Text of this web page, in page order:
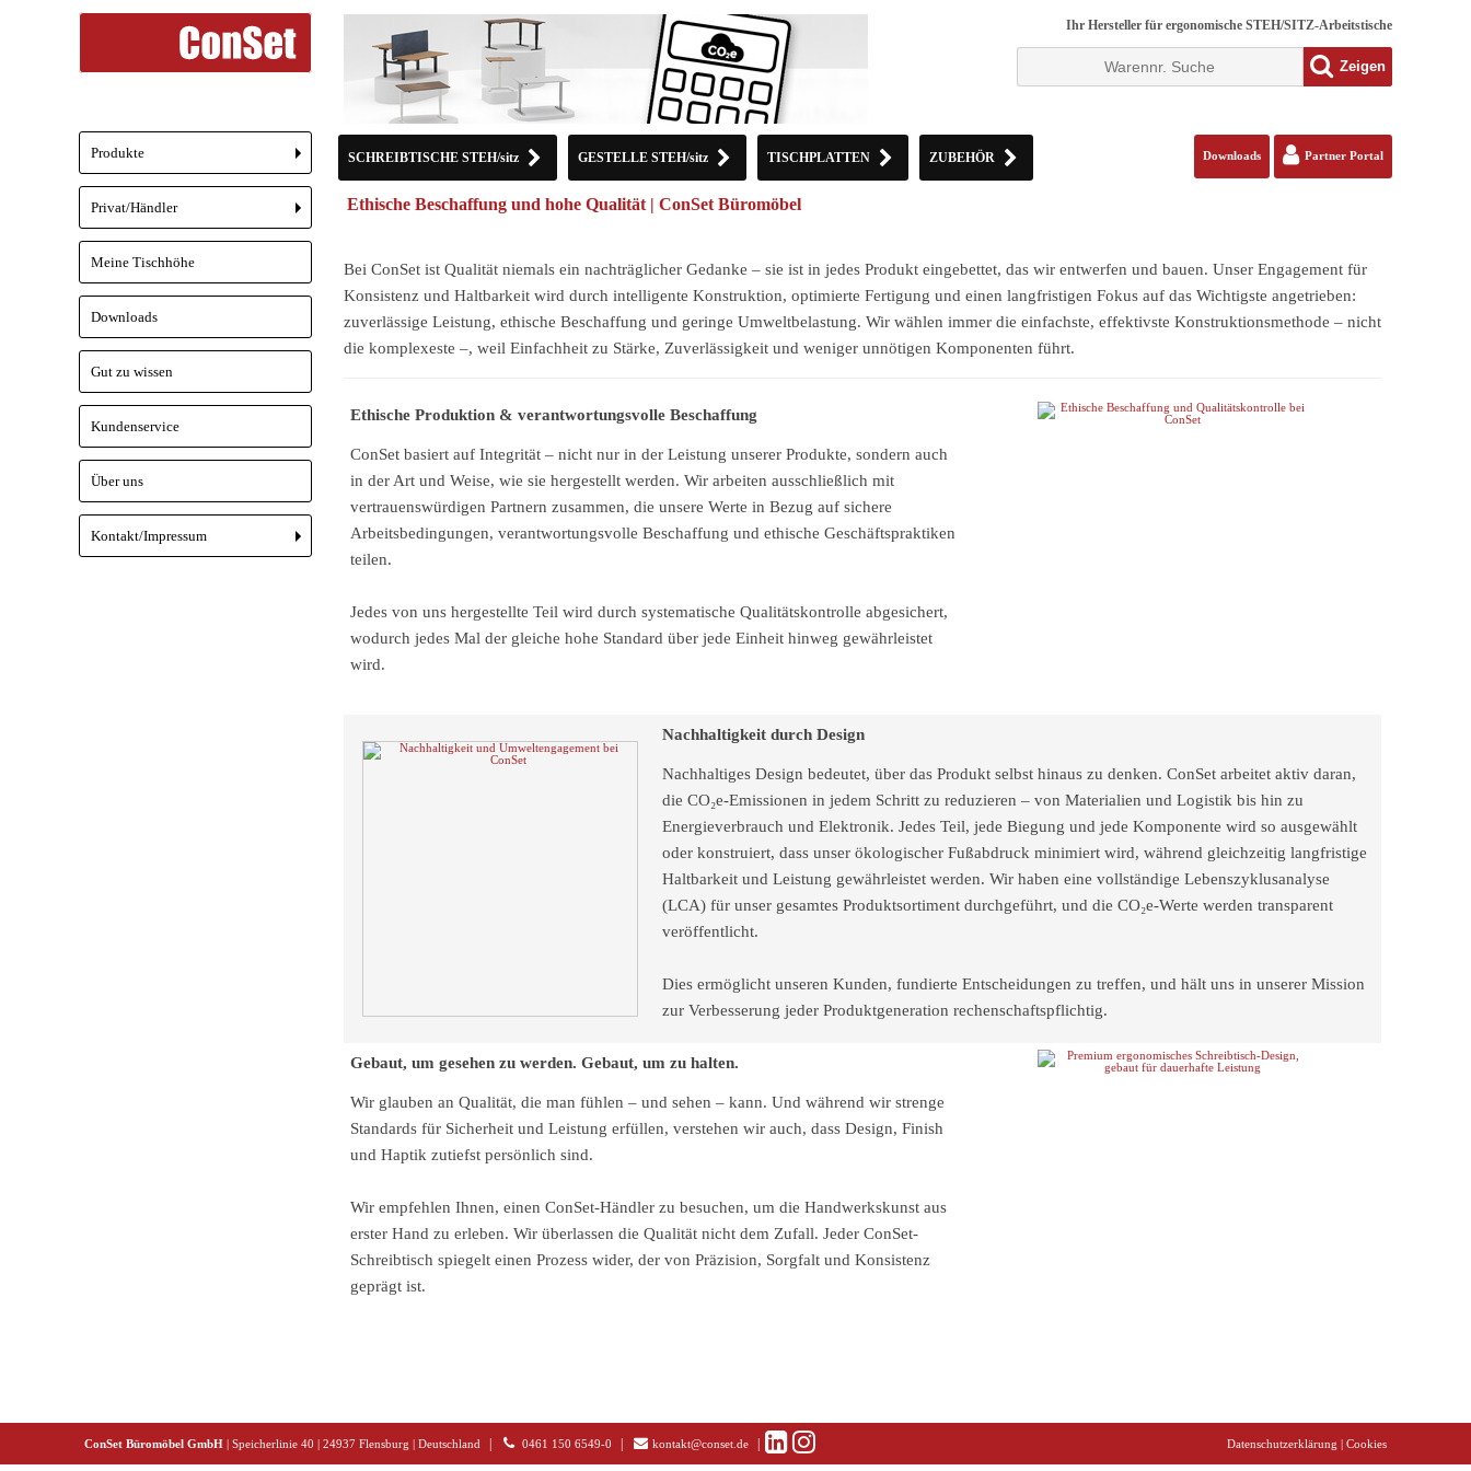
Ihr Hersteller für ergonomische STEH/SITZ-Arbeitstische
Zeigen
SCHREIBTISCHE STEH/sitz GESTELLE STEH/sitz TISCHPLATTEN ZUBEHÖR Downloads Partner Portal
Ethische Beschaffung und hohe Qualität | ConSet Büromöbel
Bei ConSet ist Qualität niemals ein nachträglicher Gedanke – sie ist in jedes Produkt eingebettet, das wir entwerfen und bauen. Unser Engagement für
Konsistenz und Haltbarkeit wird durch intelligente Konstruktion, optimierte Fertigung und einen langfristigen Fokus auf das Wichtigste angetrieben:
zuverlässige Leistung, ethische Beschaffung und geringe Umweltbelastung. Wir wählen immer die einfachste, effektivste Konstruktionsmethode – nicht
die komplexeste –, weil Einfachheit zu Stärke, Zuverlässigkeit und weniger unnötigen Komponenten führt.
Ethische Produktion & verantwortungsvolle Beschaffung
ConSet basiert auf Integrität – nicht nur in der Leistung unserer Produkte, sondern auch
in der Art und Weise, wie sie hergestellt werden. Wir arbeiten ausschließlich mit
vertrauenswürdigen Partnern zusammen, die unsere Werte in Bezug auf sichere
Arbeitsbedingungen, verantwortungsvolle Beschaffung und ethische Geschäftspraktiken
teilen.
Jedes von uns hergestellte Teil wird durch systematische Qualitätskontrolle abgesichert,
wodurch jedes Mal der gleiche hohe Standard über jede Einheit hinweg gewährleistet
wird.
Nachhaltigkeit durch Design
Nachhaltiges Design bedeutet, über das Produkt selbst hinaus zu denken. ConSet arbeitet aktiv daran,
die CO₂e-Emissionen in jedem Schritt zu reduzieren – von Materialien und Logistik bis hin zu
Energieverbrauch und Elektronik. Jedes Teil, jede Biegung und jede Komponente wird so ausgewählt
oder konstruiert, dass unser ökologischer Fußabdruck minimiert wird, während gleichzeitig langfristige
Haltbarkeit und Leistung gewährleistet werden. Wir haben eine vollständige Lebenszyklusanalyse
(LCA) für unser gesamtes Produktsortiment durchgeführt, und die CO₂e-Werte werden transparent
veröffentlicht.
Dies ermöglicht unseren Kunden, fundierte Entscheidungen zu treffen, und hält uns in unserer Mission
zur Verbesserung jeder Produktgeneration rechenschaftspflichtig.
Gebaut, um gesehen zu werden. Gebaut, um zu halten.
Wir glauben an Qualität, die man fühlen – und sehen – kann. Und während wir strenge
Standards für Sicherheit und Leistung erfüllen, verstehen wir auch, dass Design, Finish
und Haptik zutiefst persönlich sind.
Wir empfehlen Ihnen, einen ConSet-Händler zu besuchen, um die Handwerkskunst aus
erster Hand zu erleben. Wir überlassen die Qualität nicht dem Zufall. Jeder ConSet-
Schreibtisch spiegelt einen Prozess wider, der von Präzision, Sorgfalt und Konsistenz
geprägt ist.
+
Produkte
+
Privat/Händler
Meine Tischhöhe
Downloads
Gut zu wissen
Kundenservice
Über uns
+
Kontakt/Impressum
ConSet Büromöbel GmbH | Speicherlinie 40 | 24937 Flensburg | Deutschland 0461 150 6549-0 kontakt@conset.de Datenschutzerklärung | Cookies